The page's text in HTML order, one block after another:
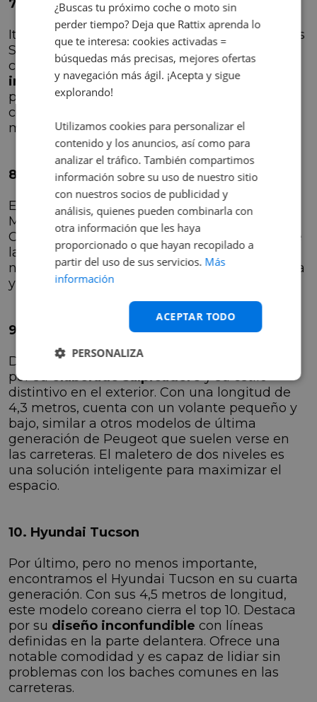
7. FIAT 500X
Italia también está presente en el top 10 de los
SUV compactos con el FIAT 500X. Este
crossover, con un diseño original, ofrece un
interior bien acabadoy espacio suficiente
para los pasajeros. Destaca por su posición de
conducción elevada y una longitud de 4,26
metros.
8. MINI Countryman
El
inconfundible estilo inglésse refleja en el
MINI Countryman, que ocupa el octavo lugar.
Con una longitud de 4,29 metros (20 más que
la generación anterior), ofrece beneficios
notables, como un mayor espacio en la cabina
y en la parte trasera.
9. Peugeot 2008
Desde Francia llega el Peugeot 2008. Destaca
por suelaborado salpicaderoy su estilo
distintivo en el exterior. Con una longitud de
4,3 metros, cuenta con un volante pequeño y
bajo, similar a otros modelos de última
generación de Peugeot que suelen verse en
las carreteras. El maletero de dos niveles es
una solución inteligente para maximizar el
espacio.
10. Hyundai Tucson
Por último, pero no menos importante,
encontramos el Hyundai Tucson en su cuarta
generación. Con sus 4,5 metros de longitud,
este modelo coreano cierra el top 10. Destaca
por su diseño inconfundible con líneas
definidas en la parte delantera. Ofrece una
notable comodidad y es capaz de lidiar sin
problemas con los baches comunes en las
carreteras.
¿Buscas tu próximo coche o moto sin
perder tiempo? Deja que Rattix aprenda lo
que te interesa: cookies activadas =
búsquedas más precisas, mejores ofertas
y navegación más ágil. ¡Acepta y sigue
explorando!
Utilizamos cookies para personalizar el
contenido y los anuncios, así como para
analizar el tráfico. También compartimos
información sobre su uso de nuestro sitio
con nuestros socios de publicidad y
análisis, quienes pueden combinarla con
otra información que les haya
proporcionado o que hayan recopilado a
partir del uso de sus servicios. Más
información
ACEPTAR TODO
PERSONALIZA